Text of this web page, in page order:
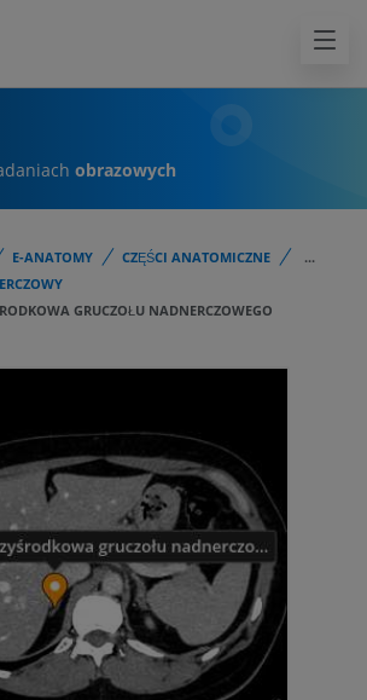
obrazowych
E-ANATOMY CZĘŚCI ANATOMICZNE
...
GRUCZOŁU NADNERCZOWEGO